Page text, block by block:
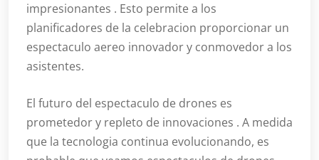
impresionantes . Esto permite a los
planificadores de la celebracion proporcionar un
espectaculo aereo innovador y conmovedor a los
asistentes.
El futuro del espectaculo de drones es
prometedor y repleto de innovaciones . A medida
que la tecnologia continua evolucionando, es